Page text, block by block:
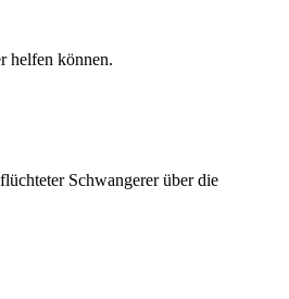
helfen können.
Schwangerer über die